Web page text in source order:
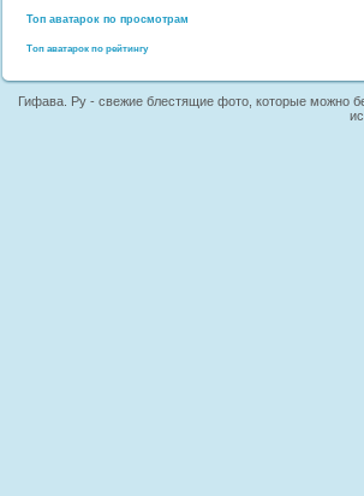
Топ аватарок по просмотрам
Топ аватарок по рейтингу
Гифава. Ру - свежие блестящие фото, которые можно